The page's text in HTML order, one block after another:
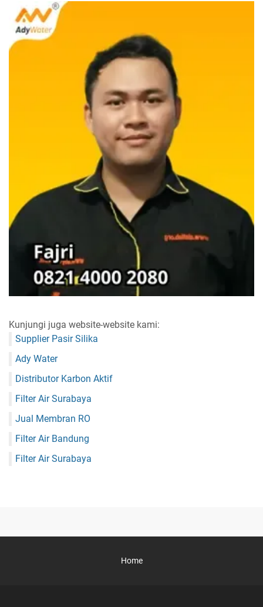
Kunjungi juga website-website kami:
Supplier Pasir Silika
Ady Water
Distributor Karbon Aktif
Filter Air Surabaya
Jual Membran RO
Filter Air Bandung
Filter Air Surabaya
Home